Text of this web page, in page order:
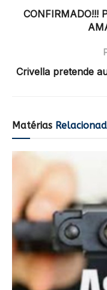
CONFIRMADO!!!
Crivella pretende
Matérias